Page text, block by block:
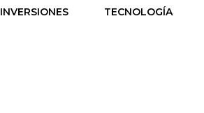
INVERSIONES TECNOLOGÍA